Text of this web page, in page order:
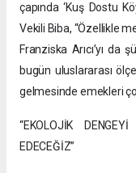
çapında ‘Kuş Dostu
Vekili Biba, “Özellikle
Franziska Arıcı’yı da
bugün uluslararası
gelmesinde emekleri
“EKOLOJİK
EDECEĞİZ”